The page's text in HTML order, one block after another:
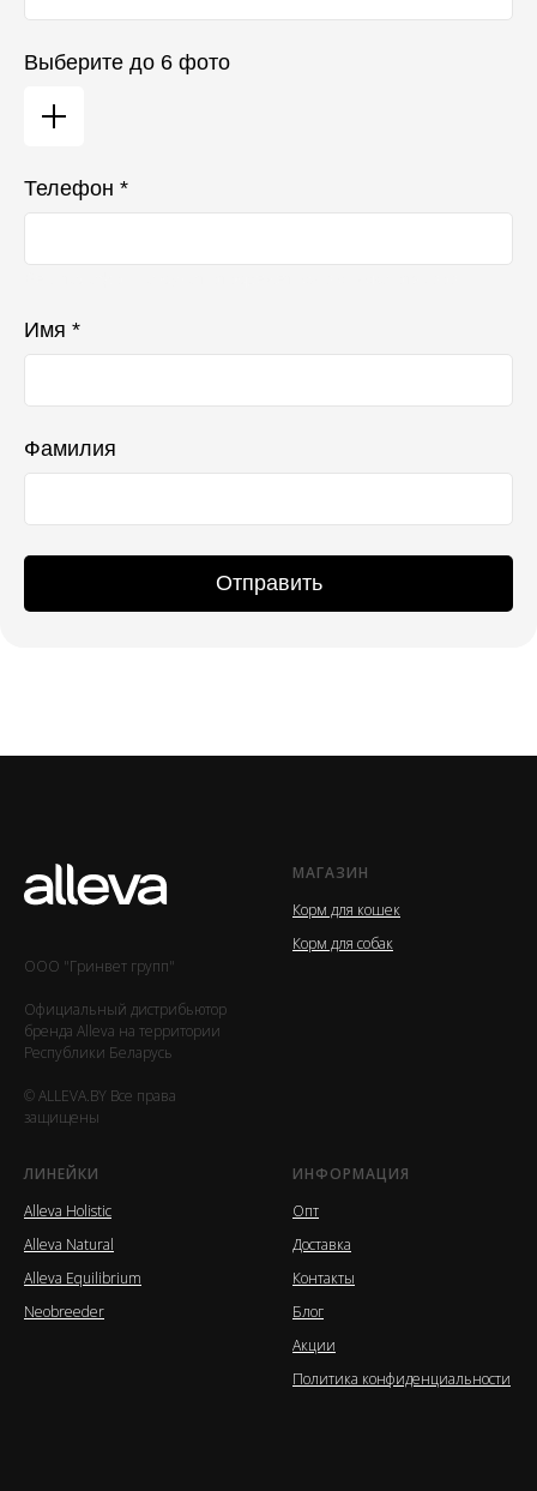
Выберите до 6 фото
Телефон *
Имя *
Фамилия
Отправить
ООО "Гринвет групп"
Официальный дистрибьютор
бренда Alleva на территории
Республики Беларусь
© ALLEVA.BY Все права
защищены
МАГАЗИН
Корм для кошек
Корм для собак
ЛИНЕЙКИ
Alleva Holistic
Alleva Natural
Alleva Equilibrium
Neobreeder
ИНФОРМАЦИЯ
Опт
Доставка
Контакты
Блог
Акции
Политика конфиденциальности